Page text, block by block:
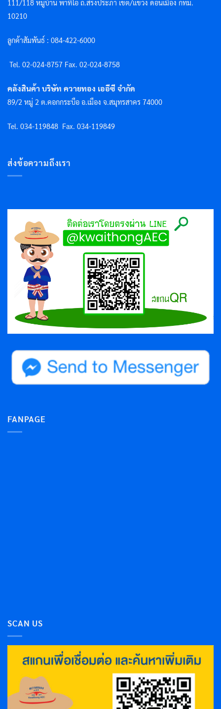
111/118 หมู่บ้าน พาทิโอ ถ.สรงประภา เขต/แขวง ดอนเมือง กทม.
10210
ลูกค้าสัมพันธ์ : 084-422-6000
Tel. 02-024-8757 Fax. 02-024-8758
คลังสินค้า บริษัท ควายทอง เออีซี จำกัด
89/2 หมู่ 2 ต.คอกกระบือ อ.เมือง จ.สมุทรสาคร 74000
Tel. 034-119848 Fax. 034-119849
ส่งข้อความถึงเรา
FANPAGE
SCAN US